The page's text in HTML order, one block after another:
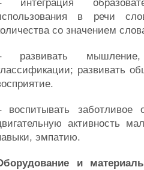
интеграция
в речи
со значением
развивать
развивать
воспитывать
активность
эмпатию.
и